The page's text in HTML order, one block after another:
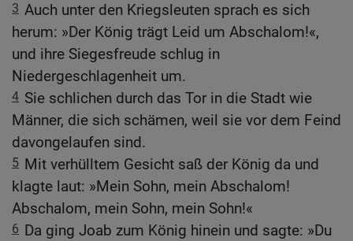
3 Auch unter den Kriegsleuten sprach es sich
herum: »Der König trägt Leid um Abschalom!«,
und ihre Siegesfreude schlug in
Niedergeschlagenheit um.
4 Sie schlichen durch das Tor in die Stadt wie
Männer, die sich schämen, weil sie vor dem Feind
davongelaufen sind.
5 Mit verhülltem Gesicht saß der König da und
klagte laut: »Mein Sohn, mein Abschalom!
Abschalom, mein Sohn, mein Sohn!«
6 Da ging Joab zum König hinein und sagte: »Du